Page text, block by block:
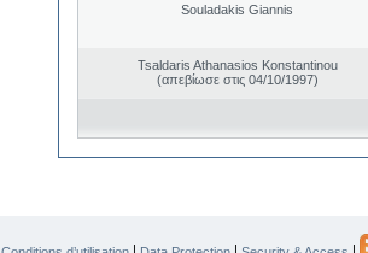
Souladakis Giannis
Tsaldaris Athanasios Konstantinou
(απεβίωσε στις 04/10/1997)
| | |